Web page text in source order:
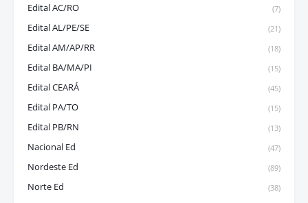
Edital AC/RO (7)
Edital AL/PE/SE (21)
Edital AM/AP/RR (18)
Edital BA/MA/PI (15)
Edital CEARÁ (45)
Edital PA/TO (15)
Edital PB/RN (13)
Nacional Ed (47)
Nordeste Ed (89)
Norte Ed (38)